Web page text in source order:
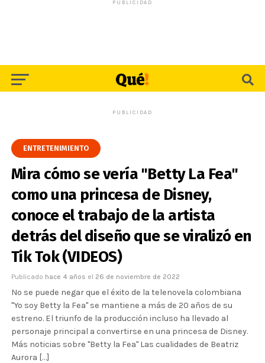
PUBLICIDAD
PUBLICIDAD
ENTRETENIMIENTO
Mira cómo se vería "Betty La Fea"
como una princesa de Disney,
conoce el trabajo de la artista
detrás del diseño que se viralizó en
Tik Tok (VIDEOS)
Publicado hace 4 años el 26 de noviembre de 2022
No se puede negar que el éxito de la telenovela colombiana
"Yo soy Betty la Fea" se mantiene a más de 20 años de su
estreno. El triunfo de la producción incluso ha llevado al
personaje principal a convertirse en una princesa de Disney.
Más noticias sobre "Betty la Fea" Las cualidades de Beatriz
Aurora […]